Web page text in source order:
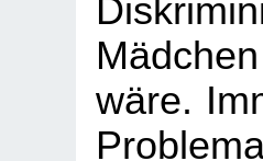
wäre.